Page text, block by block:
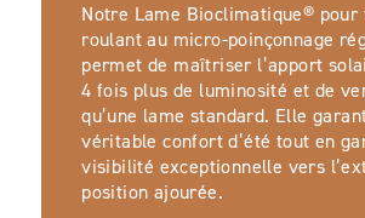
Notre Lame Bioclimatique® pour
roulant au micro-poinçonnage
permet de maîtriser l’apport
4 fois plus de luminosité et de
qu’une lame standard. Elle
véritable confort d’été tout en
visibilité exceptionnelle vers
position ajourée.